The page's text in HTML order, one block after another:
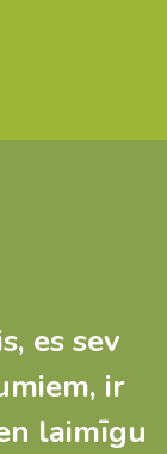
es sev
ir
laimīgu